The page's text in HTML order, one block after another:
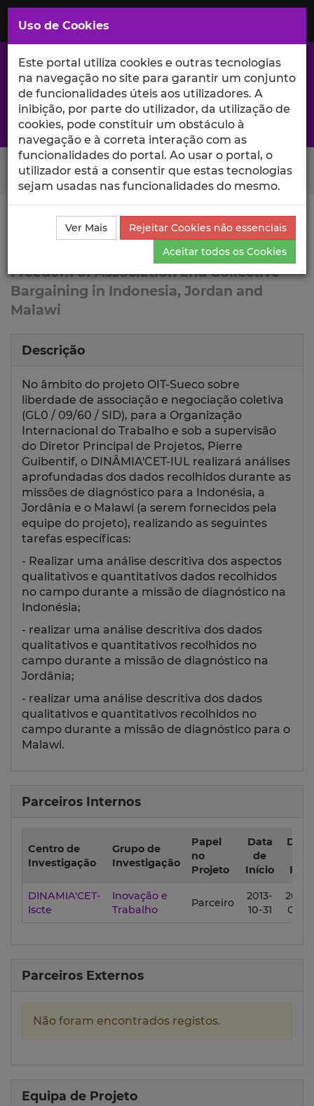
Saltar
para
Conteúdo
Principal
A excelência da investigação e ciência no Iscte
Search Button
Ciência_Iscte Lista de Projetos Projeto
Freedom of Association and Collective
Bargaining in Indonesia, Jordan and
Malawi
Descrição
No âmbito do projeto OIT-Sueco sobre
liberdade de associação e negociação coletiva
(GL0 / 09/60 / SID), para a Organização
Internacional do Trabalho e sob a supervisão
do Diretor Principal de Projetos, Pierre
Guibentif, o DINÂMIA'CET-IUL realizará análises
aprofundadas dos dados recolhidos durante as
missões de diagnóstico para a Indonésia, a
Jordânia e o Malawi (a serem fornecidos pela
equipe do projeto), realizando as seguintes
tarefas específicas:
- Realizar uma análise descritiva dos aspectos
qualitativos e quantitativos dados recolhidos
no campo durante a missão de diagnóstico na
Indonésia;
- realizar uma análise descritiva dos dados
qualitativos e quantitativos recolhidos no
campo durante a missão de diagnóstico na
Jordânia;
- realizar uma análise descritiva dos dados
qualitativos e quantitativos recolhidos no
campo durante a missão de diagnóstico para o
Malawi.
Parceiros Internos
Centro de
Investigação
Grupo de
Investigação
Papel
no
Projeto
Data
de
Início
Data
Fim
DINAMIA'CET-
Iscte
Inovação e
Trabalho
Parceiro
2013-
10-31
2014-
01-31
Parceiros Externos
Não foram encontrados registos.
Equipa de Projeto
Uso de Cookies
Este portal utiliza cookies e outras tecnologias
na navegação no site para garantir um conjunto
de funcionalidades úteis aos utilizadores. A
inibição, por parte do utilizador, da utilização de
cookies, pode constituir um obstáculo à
navegação e à correta interação com as
funcionalidades do portal. Ao usar o portal, o
utilizador está a consentir que estas tecnologias
sejam usadas nas funcionalidades do mesmo.
Ver Mais
Rejeitar Cookies não essenciais
Aceitar todos os Cookies